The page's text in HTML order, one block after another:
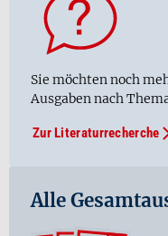
Sie möchten noch
Ausgaben nach
Zur Literaturrecherche
Alle